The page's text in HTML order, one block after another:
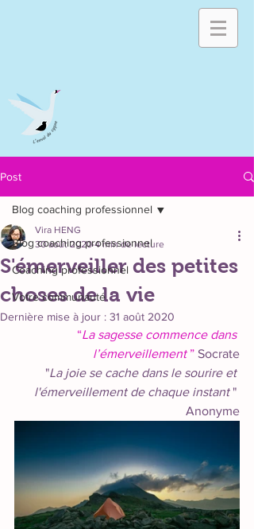
Post
Blog coaching professionnel
Coaching professionnel
Votre communauté
Blog coaching professionnel
S'émerveiller des petites
choses de la vie
Vira HENG
30 août 2020 4 min de lecture
Dernière mise à jour : 31 août 2020
“La sagesse commence dans
l’émerveillement ” Socrate
"La joie se cache dans le sourire et
l'émerveillement de chaque instant "
Anonyme